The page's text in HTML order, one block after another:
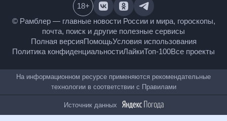
© Рамблер — главные новости России и мира,
гороскопы, почта, поиск и другие полезные сервисы
Полная версияПомощьУсловия использования
Политика конфиденциальностиЛайкиТоп-100
18+
На информационном ресурсе применяются
рекомендательные технологии в соответствии сПравилами
Источник данных